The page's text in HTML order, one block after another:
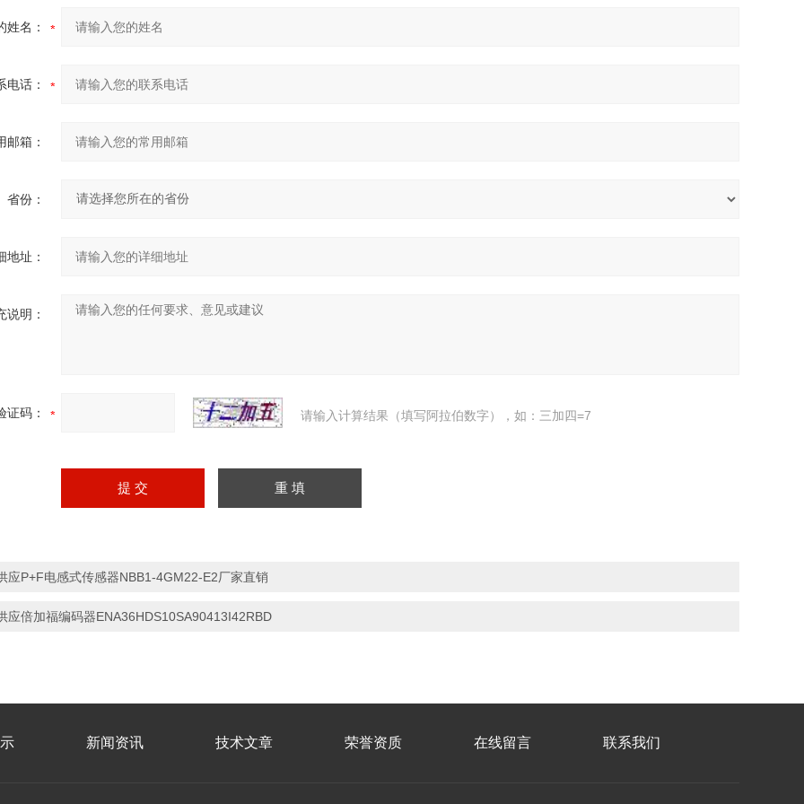
姓名：
电话：
邮箱：
省份：
地址：
说明：
证码： 请输入计算结果（填写阿拉伯数字），如：三加四=7
应P+F电感式传感器NBB1-4GM22-E2厂家直销
应倍加福编码器ENA36HDS10SA90413I42RBD
新闻资讯 技术文章 荣誉资质 在线留言 联系我们